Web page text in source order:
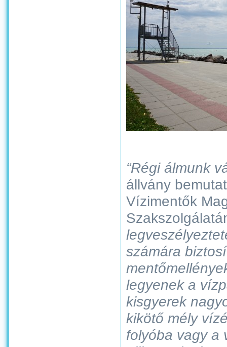
“Régi álmunk
állvány
Vízimentők
számára
legyenek a
kisgyerek
kikötő mély
folyóba vagy a